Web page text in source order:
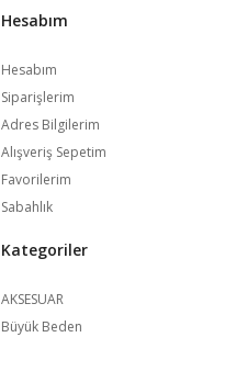
Hesabım
Hesabım
Siparişlerim
Adres Bilgilerim
Alışveriş Sepetim
Favorilerim
Sabahlık
Kategoriler
AKSESUAR
Büyük Beden